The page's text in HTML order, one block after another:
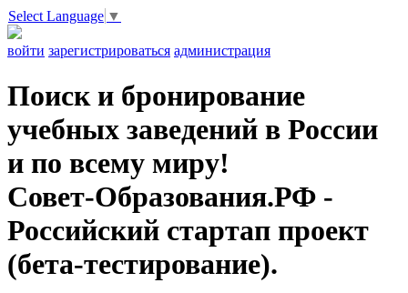
Select Language ▼
войти зарегистрироваться администрация
Поиск и бронирование
учебных заведений в России
и по всему миру!
Совет-Образования.РФ -
Российский стартап проект
(бета-тестирование).